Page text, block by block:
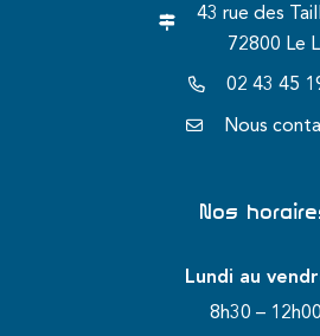
43 rue des
72800 Le
02 43 45
Nous
Nos
Lundi au
8h30 – 12h00